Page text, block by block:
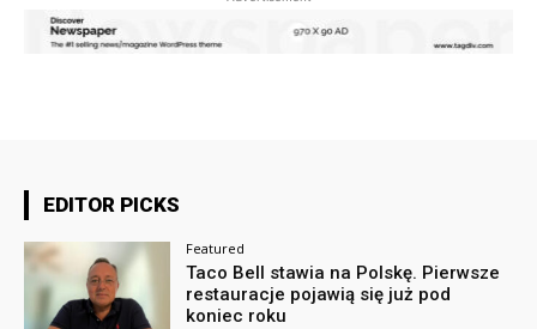
EDITOR PICKS
Featured
Taco Bell stawia na Polskę. Pierwsze
restauracje pojawią się już pod
koniec roku